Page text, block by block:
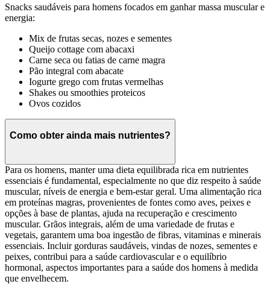
Snacks saudáveis para homens focados em ganhar massa muscular e
energia:
Mix de frutas secas, nozes e sementes
Queijo cottage com abacaxi
Carne seca ou fatias de carne magra
Pão integral com abacate
Iogurte grego com frutas vermelhas
Shakes ou smoothies proteicos
Ovos cozidos
Como obter ainda mais nutrientes?
Para os homens, manter uma dieta equilibrada rica em nutrientes
essenciais é fundamental, especialmente no que diz respeito à saúde
muscular, níveis de energia e bem-estar geral. Uma alimentação rica
em proteínas magras, provenientes de fontes como aves, peixes e
opções à base de plantas, ajuda na recuperação e crescimento
muscular. Grãos integrais, além de uma variedade de frutas e
vegetais, garantem uma boa ingestão de fibras, vitaminas e minerais
essenciais. Incluir gorduras saudáveis, vindas de nozes, sementes e
peixes, contribui para a saúde cardiovascular e o equilíbrio
hormonal, aspectos importantes para a saúde dos homens à medida
que envelhecem.